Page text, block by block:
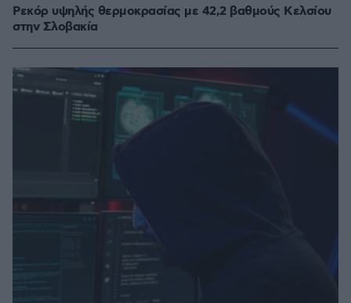
Ρεκόρ υψηλής θερμοκρασίας με 42,2 βαθμούς Κελσίου
στην Σλοβακία